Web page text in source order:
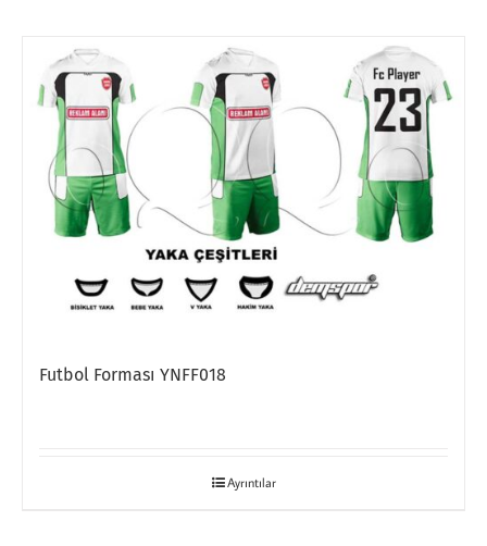
Futbol Forması YNFF018
Ayrıntılar